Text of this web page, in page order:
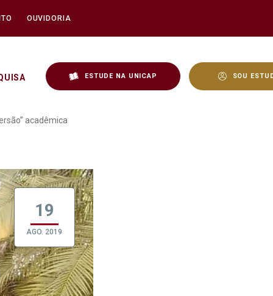
OUVIDORIA
ESTUDE NA UNICAP SOU
marcou um
acadêmica
19
AGO. 2019